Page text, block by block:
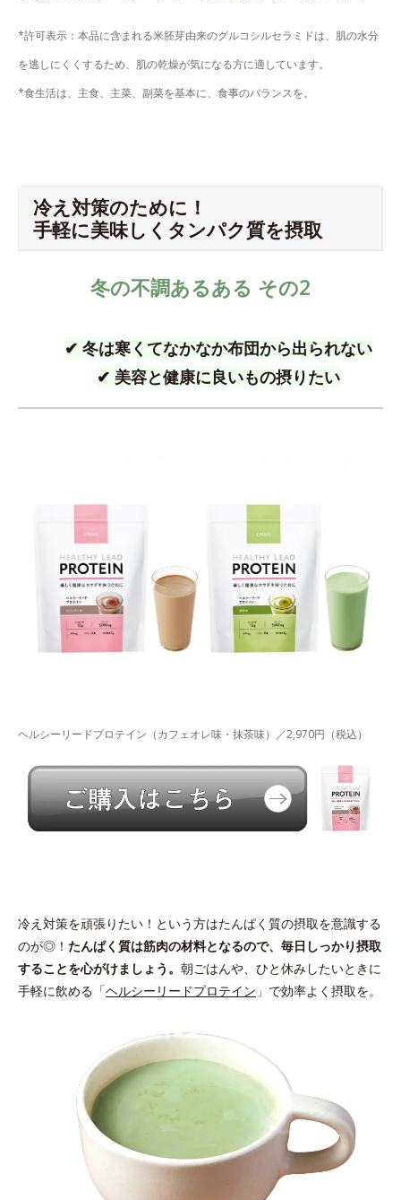
*許可表示：本品に含まれる米胚芽由来のグルコシルセラミドは、肌の水分
を逃しにくくするため、肌の乾燥が気になる方に適しています。
*食生活は、主食、主菜、副菜を基本に、食事のバランスを。
冷え対策のために！
手軽に美味しくタンパク質を摂取
冬の不調あるある その2
✔ 冬は寒くてなかなか布団から出られない
✔ 美容と健康に良いもの摂りたい
ヘルシーリードプロテイン（カフェオレ味・抹茶味）／2,970円（税込）
冷え対策を頑張りたい！という方はたんぱく質の摂取を意識する
のが◎！ たんぱく質は筋肉の材料となるので、毎日しっかり摂取
することを心がけましょう。 朝ごはんや、ひと休みしたいときに
手軽に飲める「ヘルシーリードプロテイン 」で効率よく摂取を。